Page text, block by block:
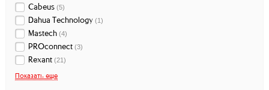
Cabeus (5)
Dahua Technology (1)
Mastech (4)
PROconnect (3)
Rexant (21)
Показать еще